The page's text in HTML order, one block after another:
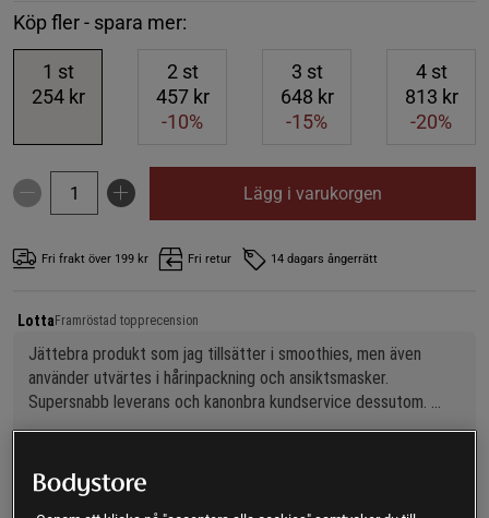
Köp fler - spara mer:
1 st
254 kr
2 st
457 kr
-10%
3 st
648 kr
-15%
4st
813 kr
-20%
Lägg i varukorgen
Fri frakt över 199 kr Fri retur 14 dagars ångerrätt
LottaFramröstad topprecension
Jättebra produkt som jag tillsätter i smoothies, men även
använder utvärtes i hårinpackning och ansiktsmasker.
Supersnabb leverans och kanonbra kundservice dessutom.
Rekommenderas varmt!
SKU #A4113-02 | EAN
Marint kollagen av högsta kvalité från Re-fresh Superfood.